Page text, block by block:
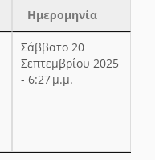
Ημερομηνία
Ημερομηνία
Σάββατο 20
Σεπτεμβρίου 2025
- 6:27 μ.μ.